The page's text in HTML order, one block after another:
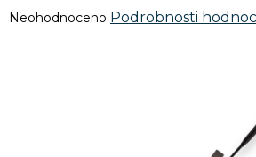
Průměrné
Neohodnoceno Podrobnosti